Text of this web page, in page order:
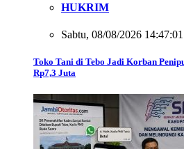
HUKRIM
Sabtu, 08/08/2026 14:47:01
Toko Tani di Tebo Jadi Korban
Rp7,3 Juta